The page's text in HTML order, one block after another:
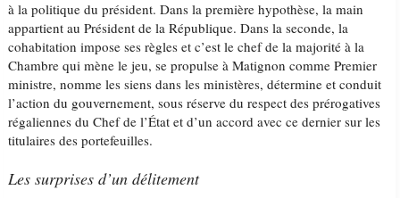
à la politique du président. Dans la première hypothèse, la main
appartient au Président de la République. Dans la seconde, la
cohabitation impose ses règles et c’est le chef de la majorité à la
Chambre qui mène le jeu, se propulse à Matignon comme Premier
ministre, nomme les siens dans les ministères, détermine et conduit
l’action du gouvernement, sous réserve du respect des prérogatives
régaliennes du Chef de l’État et d’un accord avec ce dernier sur les
titulaires des portefeuilles.
Les surprises d’un délitement